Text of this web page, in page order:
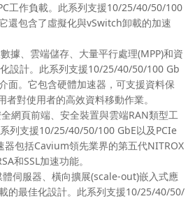
工作負載。此系列支援10/25/40/50/100
還包含了虛擬化與vSwitch卸載的加速
據、雲端儲存、大量平行處理(MPP)和資
設計。此系列支援10/25/40/50/100 Gb
面。它包含硬體加速器，可支援資料保
對使用者的高效資料移動作業。
網頁前端、安全裝置與雲端RAN類型工
列支援10/25/40/50/100 GbE以及PCIe
器包括Cavium領先業界的第五代NITROX
和SSL加速功能。
伺服器、橫向擴展(scale-out)嵌入式應
的最佳化設計。此系列支援10/25/40/50/